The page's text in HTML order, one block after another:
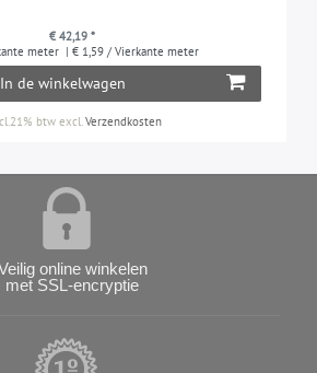
€ 42,19 *
meter | € 1,59 / Vierkante meter
In de winkelwagen
btw excl. Verzendkosten
online winkelen
met SSL-encryptie